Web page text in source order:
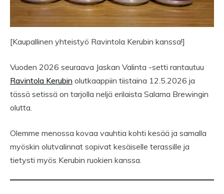
[Kaupallinen yhteistyö Ravintola Kerubin kanssa!]
Vuoden 2026 seuraava Jaskan Valinta -setti rantautuu
Ravintola Kerubin olutkaappiin tiistaina 12.5.2026 ja
tässä setissä on tarjolla neljä erilaista Salama Brewingin
olutta.
Olemme menossa kovaa vauhtia kohti kesää ja samalla
myöskin olutvalinnat sopivat kesäiselle terassille ja
tietysti myös Kerubin ruokien kanssa.